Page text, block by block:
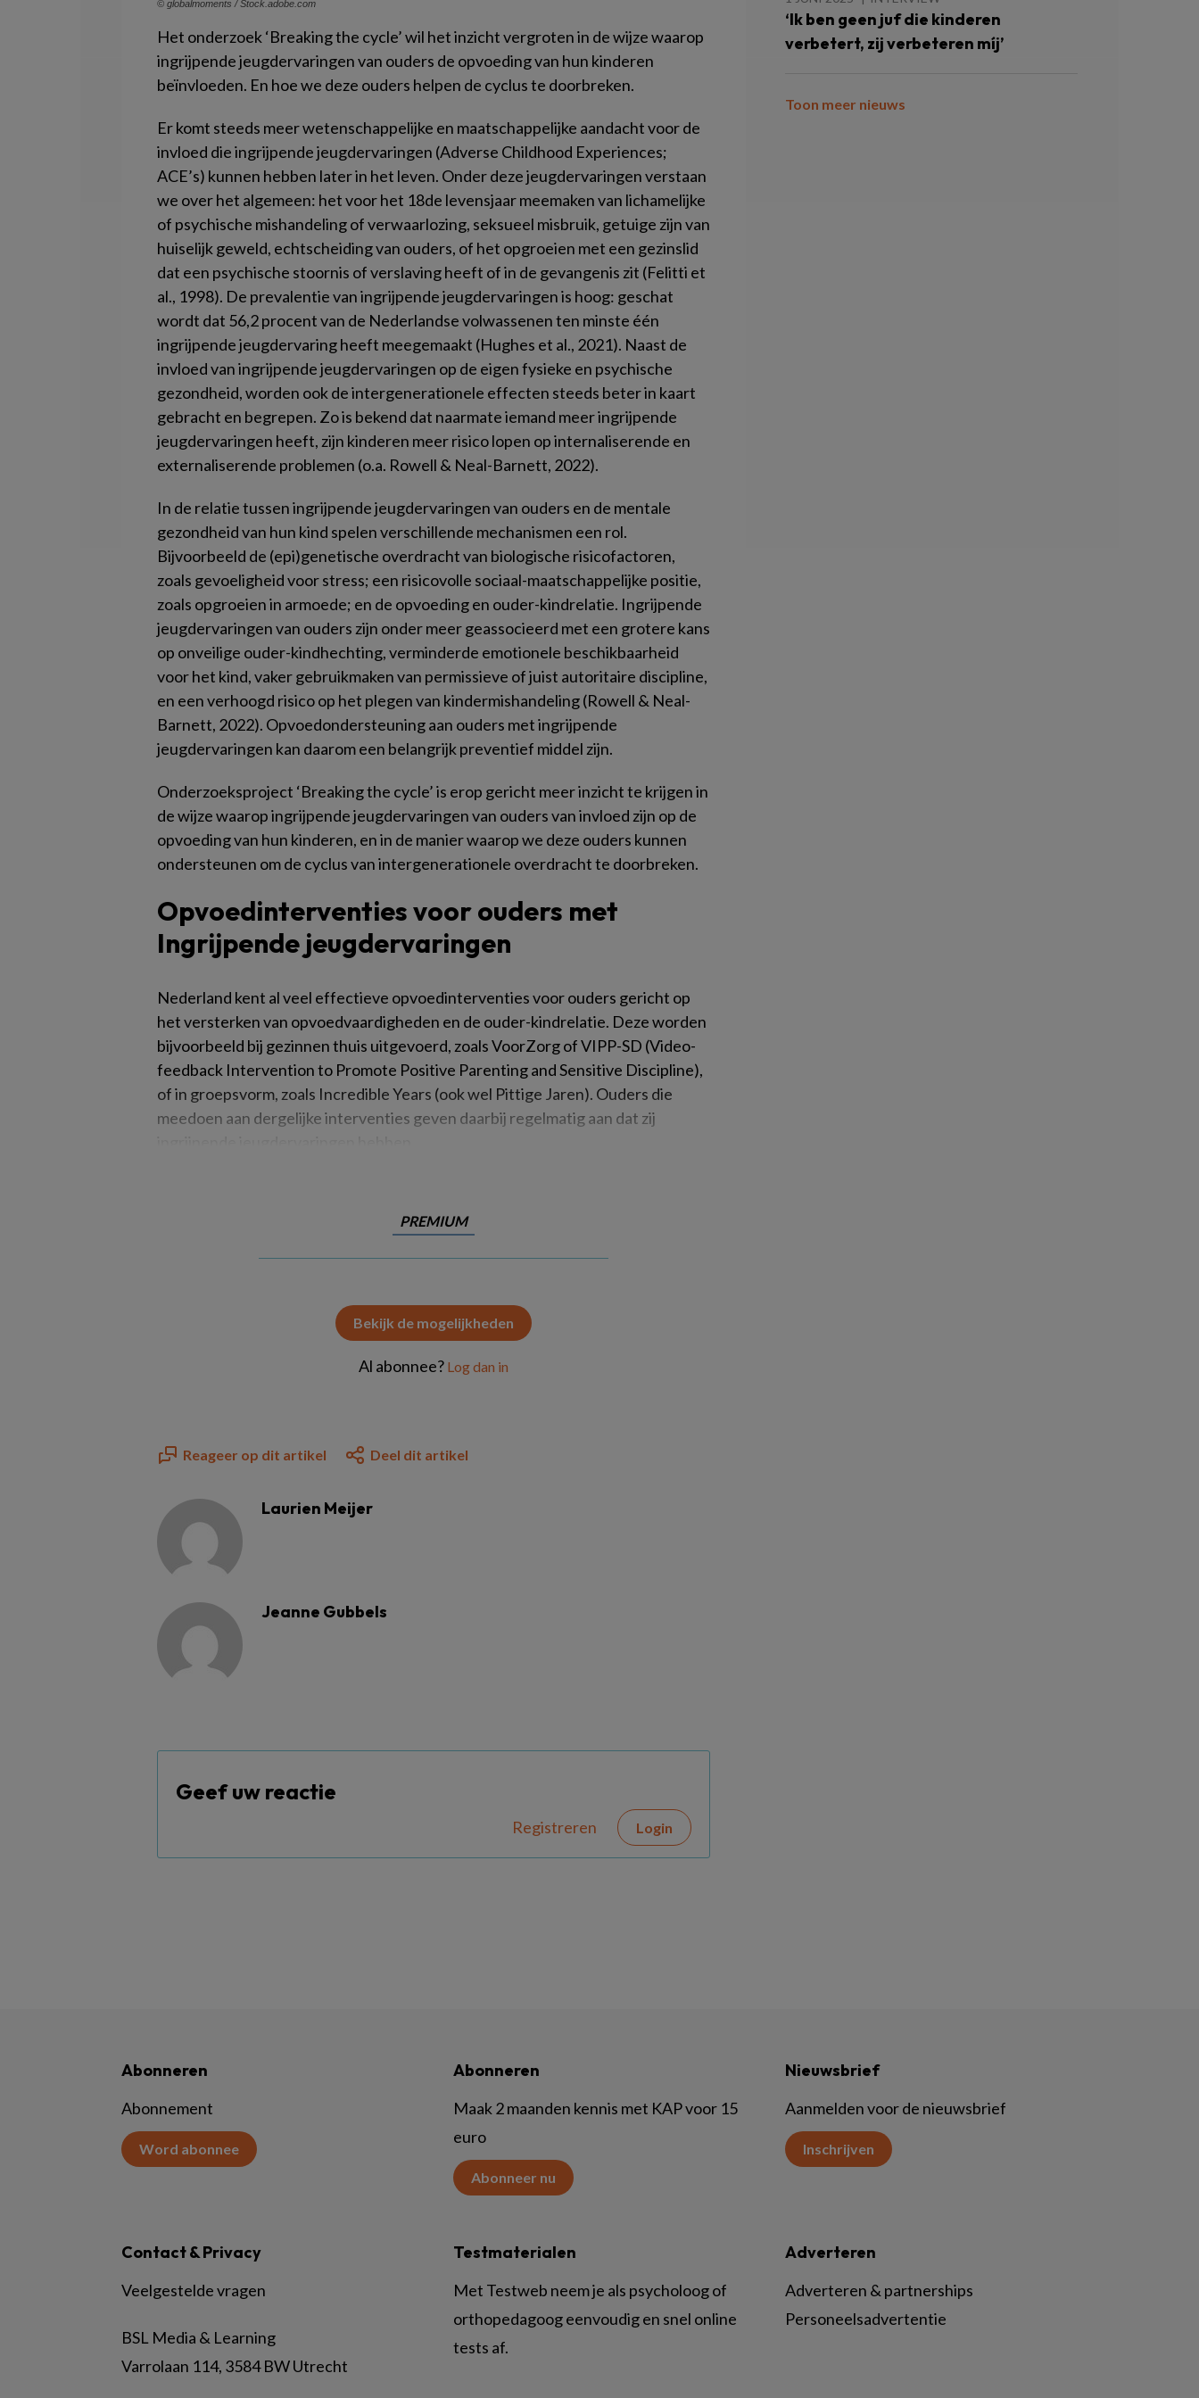
© globalmoments / Stock.adobe.com
Het onderzoek ‘Breaking the cycle’ wil het inzicht vergroten in de wijze waarop
ingrijpende jeugdervaringen van ouders de opvoeding van hun kinderen
beïnvloeden. En hoe we deze ouders helpen de cyclus te doorbreken.
Er komt steeds meer wetenschappelijke en maatschappelijke aandacht voor de
invloed die ingrijpende jeugdervaringen (Adverse Childhood Experiences;
ACE’s) kunnen hebben later in het leven. Onder deze jeugdervaringen verstaan
we over het algemeen: het voor het 18de levensjaar meemaken van lichamelijke
of psychische mishandeling of verwaarlozing, seksueel misbruik, getuige zijn van
huiselijk geweld, echtscheiding van ouders, of het opgroeien met een gezinslid
dat een psychische stoornis of verslaving heeft of in de gevangenis zit (Felitti et
al., 1998). De prevalentie van ingrijpende jeugdervaringen is hoog: geschat
wordt dat 56,2 procent van de Nederlandse volwassenen ten minste één
ingrijpende jeugdervaring heeft meegemaakt (Hughes et al., 2021). Naast de
invloed van ingrijpende jeugdervaringen op de eigen fysieke en psychische
gezondheid, worden ook de intergenerationele effecten steeds beter in kaart
gebracht en begrepen. Zo is bekend dat naarmate iemand meer ingrijpende
jeugdervaringen heeft, zijn kinderen meer risico lopen op internaliserende en
externaliserende problemen (o.a. Rowell & Neal-Barnett, 2022).
In de relatie tussen ingrijpende jeugdervaringen van ouders en de mentale
gezondheid van hun kind spelen verschillende mechanismen een rol.
Bijvoorbeeld de (epi)genetische overdracht van biologische risicofactoren,
zoals gevoeligheid voor stress; een risicovolle sociaal-maatschappelijke positie,
zoals opgroeien in armoede; en de opvoeding en ouder-kindrelatie. Ingrijpende
jeugdervaringen van ouders zijn onder meer geassocieerd met een grotere kans
op onveilige ouder-kindhechting, verminderde emotionele beschikbaarheid
voor het kind, vaker gebruikmaken van permissieve of juist autoritaire discipline,
en een verhoogd risico op het plegen van kindermishandeling (Rowell & Neal-
Barnett, 2022). Opvoedondersteuning aan ouders met ingrijpende
jeugdervaringen kan daarom een belangrijk preventief middel zijn.
Onderzoeksproject ‘Breaking the cycle’ is erop gericht meer inzicht te krijgen in
de wijze waarop ingrijpende jeugdervaringen van ouders van invloed zijn op de
opvoeding van hun kinderen, en in de manier waarop we deze ouders kunnen
ondersteunen om de cyclus van intergenerationele overdracht te doorbreken.
Opvoedinterventies voor ouders met
Ingrijpende jeugdervaringen
Nederland kent al veel effectieve opvoedinterventies voor ouders gericht op
het versterken van opvoedvaardigheden en de ouder-kindrelatie. Deze worden
bijvoorbeeld bij gezinnen thuis uitgevoerd, zoals VoorZorg of VIPP-SD (Video-
feedback Intervention to Promote Positive Parenting and Sensitive Discipline),
of in groepsvorm, zoals Incredible Years (ook wel Pittige Jaren). Ouders die
meedoen aan dergelijke interventies geven daarbij regelmatig aan dat zij
PREMIUM
Bekijk de mogelijkheden
Al abonnee? Log dan in
Reageer op dit artikel Deel dit artikel
Laurien Meijer
Jeanne Gubbels
Geef uw reactie
Registreren Login
‘Ik ben geen juf die kinderen
verbetert, zij verbeteren míj’
Toon meer nieuws
Abonneren
Abonnement
Word abonnee
Abonneren
Maak 2 maanden kennis met KAP voor 15
euro
Abonneer nu
Nieuwsbrief
Aanmelden voor de nieuwsbrief
Inschrijven
Contact & Privacy
Veelgestelde vragen
BSL Media & Learning
Varrolaan 114, 3584 BW Utrecht
Testmaterialen
Met Testweb neem je als psycholoog of
orthopedagoog eenvoudig en snel online
tests af.
Adverteren
Adverteren & partnerships
Personeelsadvertentie